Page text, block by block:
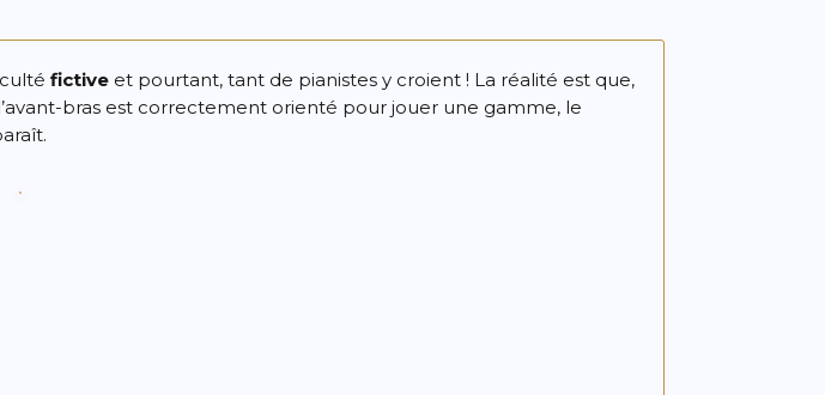
fictive et pourtant, tant de pianistes y croient ! La réalité est que,
bras est correctement orienté pour jouer une gamme, le